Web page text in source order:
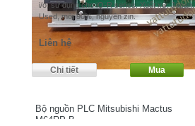
i/o, sử dụng cho iQ-R series. Xuất xứ: Japan.
Used, mới 90%, nguyên zin.
Liên hệ
Bộ nguồn PLC Mitsubishi Mactus
M64RP-B